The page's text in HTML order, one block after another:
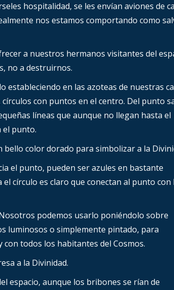
hospitalidad, se les envían aviones de
nos estamos comportando como
a nuestros hermanos visitantes del
no a destruirnos.
en las azoteas de nuestras
con puntos en el centro. Del punto
líneas que aunque no llegan hasta el
el punto.
color dorado para simbolizar a la
el punto, pueden ser azules en bastante
círculo es claro que conectan al punto con
podemos usarlo poniéndolo sobre
luminosos o simplemente pintado, para
todos los habitantes del Cosmos.
a la Divinidad.
espacio, aunque los bribones se rían de